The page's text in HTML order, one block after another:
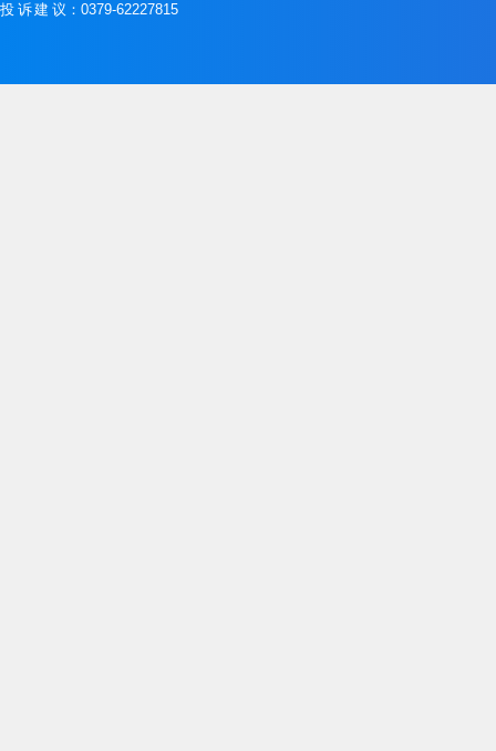
投诉建议 ：0379-62227815